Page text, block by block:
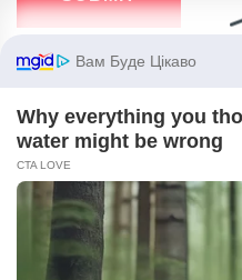
COPYRIGHT ©
MARINATE BY